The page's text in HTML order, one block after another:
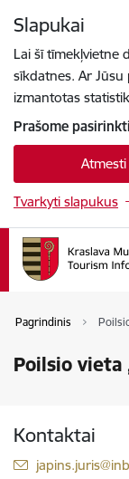
Slapukai
Lai šī tīmekļvietne
sīkdatnes. Ar
izmantotas
Prašome
Atmesti
Tvarkyti slapukus
Pagrindinis
Poilsio vieta
Kontaktai
El. paštas: